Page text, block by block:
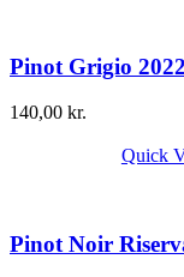
Pinot Grigio
140,00 kr.
Quick
Pinot Noir